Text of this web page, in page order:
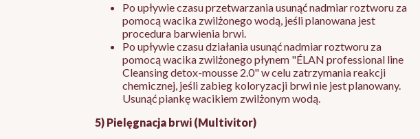
Po upływie czasu przetwarzania usunąć nadmiar roztworu za
pomocą wacika zwilżonego wodą, jeśli planowana jest
procedura barwienia brwi.
Po upływie czasu działania usunąć nadmiar roztworu za
pomocą wacika zwilżonego płynem "ÉLAN professional line
Cleansing detox-mousse 2.0" w celu zatrzymania reakcji
chemicznej, jeśli zabieg koloryzacji brwi nie jest planowany.
Usunąć piankę wacikiem zwilżonym wodą.
5) Pielęgnacja brwi (Multivitor)